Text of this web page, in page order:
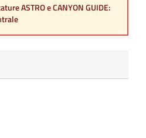
ASTRO e CANYON GUIDE: